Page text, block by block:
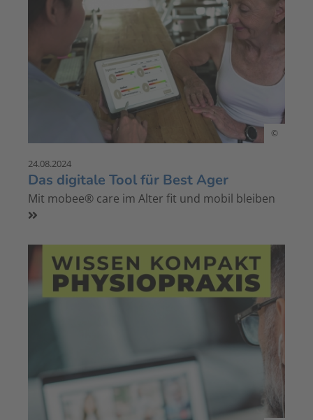
©
24.08.2024
Das digitale Tool für Best Ager
Mit mobee® care im Alter fit und mobil bleiben